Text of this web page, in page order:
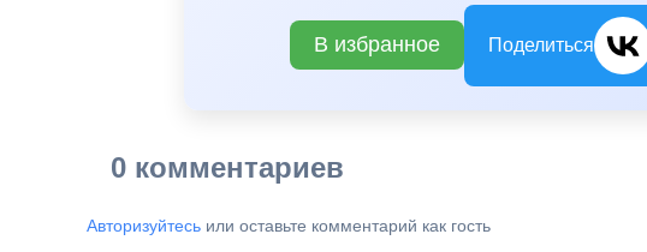
В избранное Поделиться
0 комментариев
Авторизуйтесь или оставьте комментарий как гость